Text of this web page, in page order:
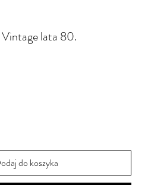
lata 80.
do koszyka